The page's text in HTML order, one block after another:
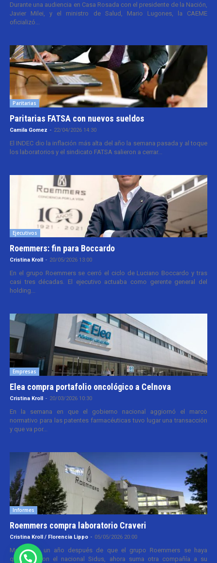
Durante una audiencia en Casa Rosada con el presidente de la Nación,
Javier Milei, y el ministro de Salud, Mario Lugones, la CAEME
oficializó...
Paritarias
Paritarias FATSA con nuevos sueldos
Camila Gomez - 22/04/2026 14:30
El INDEC dio la inflación más alta del año la semana pasada y al toque
los laboratorios y el sindicato FATSA salieron a cerrar...
Ejecutivos
Roemmers: fin para Boccardo
Cristina Kroll - 20/05/2026 13:00
En el grupo Roemmers se cerró el ciclo de Luciano Boccardo y tras
casi tres décadas. El ejecutivo actuaba como gerente general del
holding...
Empresas
Elea compra portafolio oncológico a Celnova
Cristina Kroll - 20/03/2026 10:30
En la semana en que el gobierno nacional aggiornó el marco
normativo para las patentes farmacéuticas tuvo lugar una transacción
y que va por...
Informes
Roemmers compra laboratorio Craveri
Cristina Kroll / Florencia Lippo - 05/05/2026 20:00
Menos de un año después de que el grupo Roemmers se haya
quedado con el nacional Sidus, ahora suma otra compañía a su